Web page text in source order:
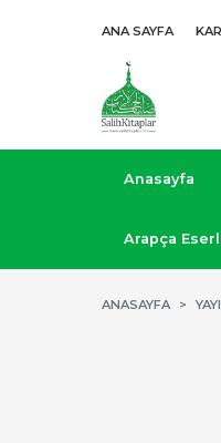
ANA SAYFA
Anasayfa
Arapça
ANASAYFA